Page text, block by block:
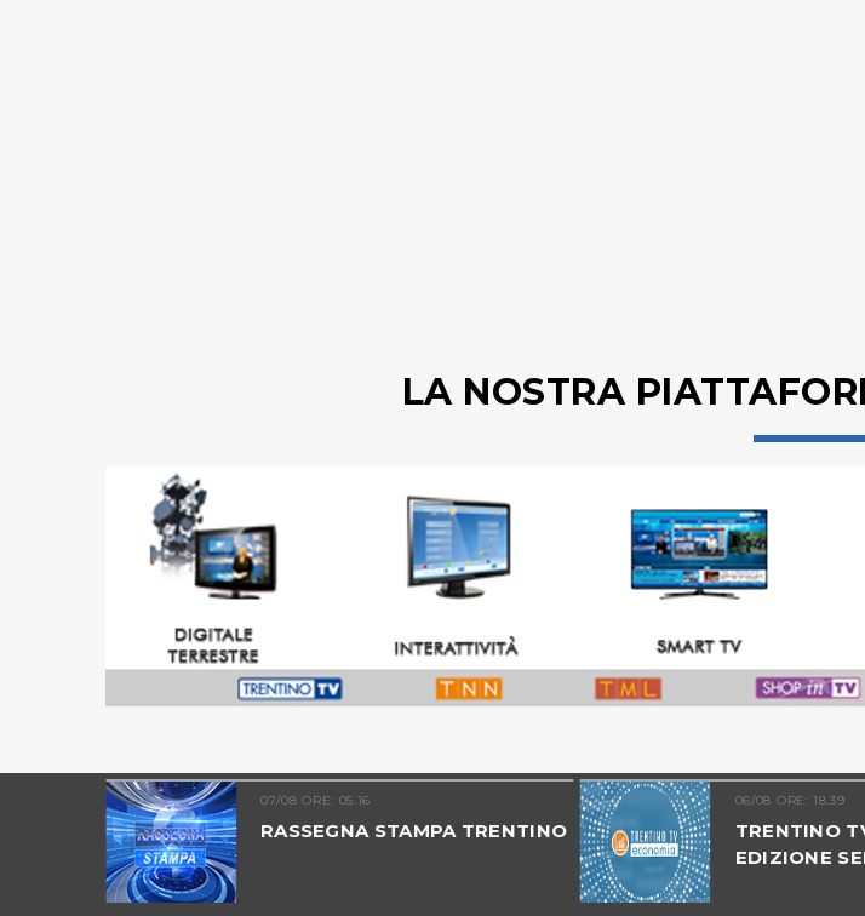
LA NOSTRA
07/08 ORE: 05.16
RASSEGNA STAMPA TRENTINO
06/08 ORE: 18.39
TRENTINO
EDIZIONE